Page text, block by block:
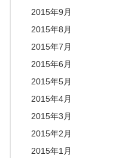
2015年9月
2015年8月
2015年7月
2015年6月
2015年5月
2015年4月
2015年3月
2015年2月
2015年1月